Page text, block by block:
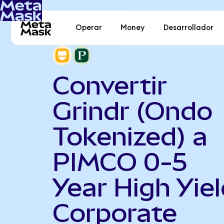
Operar Money Desarrollador
Convertir
Grindr (Ondo
Tokenized) a
PIMCO 0-5
Year High
Corporate